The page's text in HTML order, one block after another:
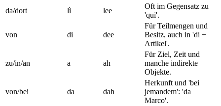
da/dort
lì lee
Oft im Gegensatz zu
'qui'.
von di dee
Für Teilmengen und
Besitz, auch in 'di +
Artikel'.
zu/in/an a ah
Für Ziel, Zeit und
manche indirekte
Objekte.
von/bei da dah
Herkunft und 'bei
jemandem': 'da
Marco'.